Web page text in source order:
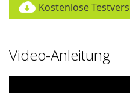
Kostenlose
Video-Anleitung